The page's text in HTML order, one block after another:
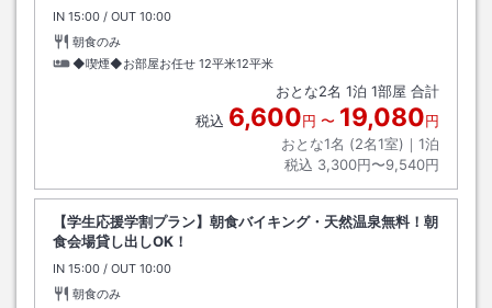
IN チェックイン
15:00 / OUT チェックアウト
10:00
朝食のみ
◆喫煙◆お部屋お任せ 12平米12平米
おとな2名 1泊 1部屋 合計
税込 6,600円 〜 19,080円
おとな1名 (2名1室)｜ 1泊
税込 3,300円〜9,540円
【学生応援学割プラン】朝食バイキング・天然温泉無料！朝
食会場貸し出しOK！
IN チェックイン
15:00 / OUT チェックアウト
10:00
朝食のみ